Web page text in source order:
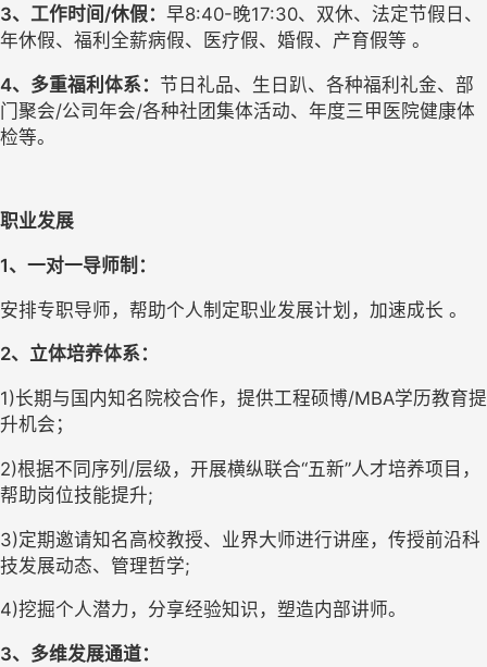
3、工作时间/休假： 早8:40-晚17:30、双休、法定节假日、
年休假、福利全薪病假、医疗假、婚假、产育假等 。
4、多重福利体系： 节日礼品、生日趴、各种福利礼金、部
门聚会/公司年会/各种社团集体活动、年度三甲医院健康体
检等。
职业发展
1、 一对一导师制 ：
安排专职导师，帮助个人制定职业发展计划，加速成长 。
2、 立体培养体系：
1)长期与国内知名院校合作，提供工程硕博/MBA学历教育提
升机会；
2)根据不同序列/层级，开展横纵联合“五新”人才培养项目，
帮助岗位技能提升;
3)定期邀请知名高校教授、业界大师进行讲座，传授前沿科
技发展动态、管理哲学;
4)挖掘个人潜力，分享经验知识，塑造内部讲师。
3、 多维发展通道：